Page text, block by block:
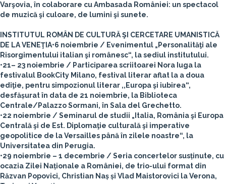
Varşovia, în colaborare cu Ambasada României: un spectacol
de muzică şi culoare, de lumini şi sunete.
INSTITUTUL ROMÂN DE CULTURĂ ŞI CERCETARE UMANISTICĂ
DE LA VENEŢIA•6 noiembrie / Evenimentul „Personalităţi ale
Risorgimentului italian şi românesc“, la sediul institutului.
•21– 23 noiembrie / Participarea scriitoarei Nora Iuga la
festivalul BookCity Milano, festival literar aflat la a doua
ediţie, pentru simpozionul literar ,,Europa şi iubirea“,
desfășurat în data de 21 noiembrie, la Biblioteca
Centrale/Palazzo Sormani, în Sala del Grechetto.
•22 noiembrie / Seminarul de studii „Italia, România şi Europa
Centrală şi de Est. Diplomaţie culturală şi imperative
geopolitice de la Versailles până în zilele noastre“, la
Universitatea din Perugia.
•29 noiembrie – 1 decembrie / Seria concertelor susținute, cu
ocazia Zilei Naționale a României, de trio-ului format din
Răzvan Popovici, Christian Naș și Vlad Maistorovici la Verona,